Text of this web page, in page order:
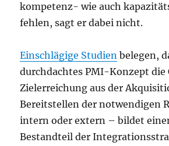
kompetenz- wie auch
fehlen, sagt er dabei nicht.
Einschlägige Studien belegen,
durchdachtes PMI-Konzept die
Zielerreichung aus der
Bereitstellen der notwendigen
intern oder extern – bildet
Bestandteil der